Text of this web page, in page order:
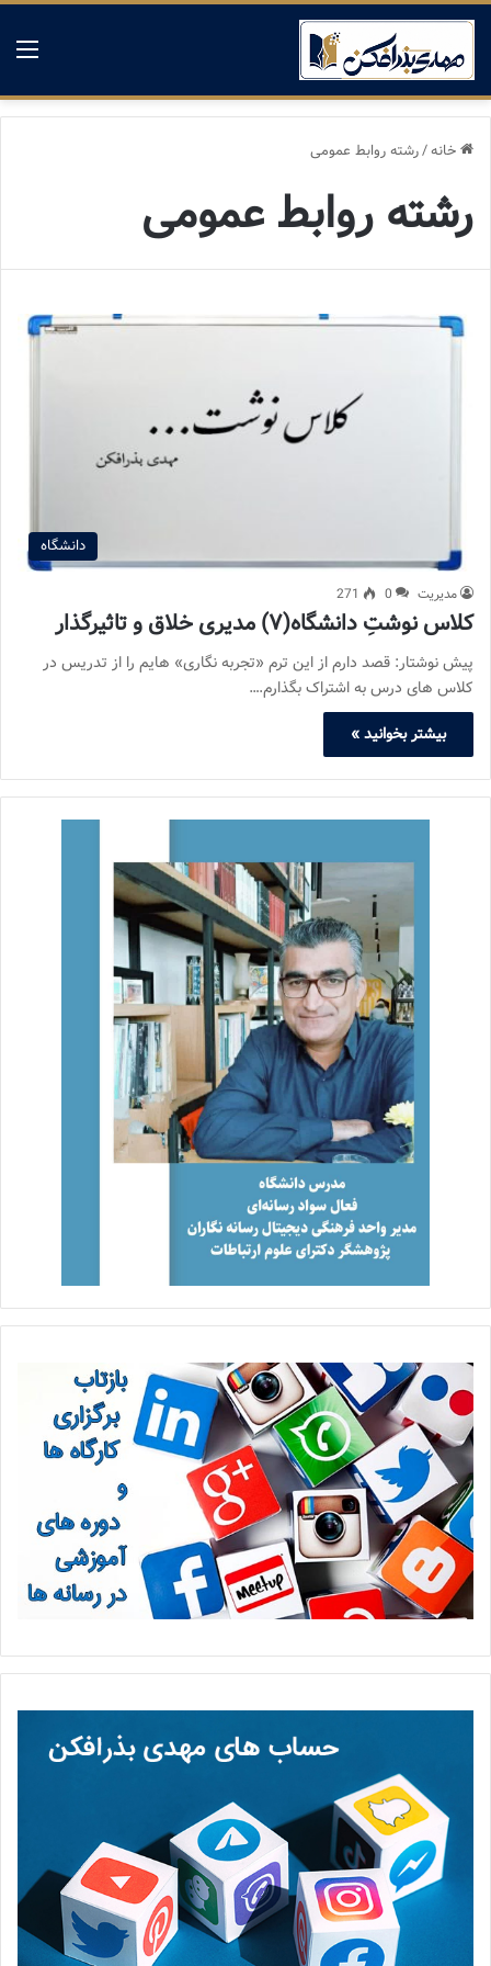
خانه/رشته روابط عمومی
رشته روابط عمومی
دانشگاه
مدیریت 0
271
کلاس نوشتِ دانشگاه(۷) مدیری خلاق و تاثیرگذار
پیش نوشتار: قصد دارم از این ترم «تجربه نگاری» هایم را از تدریس در
کلاس های درس به اشتراک بگذارم.…
بیشتر بخوانید »